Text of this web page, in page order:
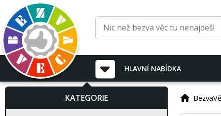
HLAVNÍ NABÍDKA
KATEGORIE